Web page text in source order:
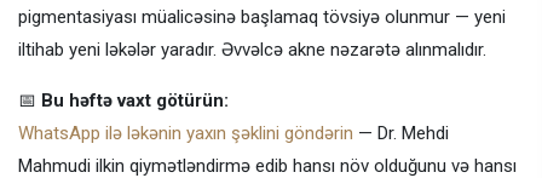
pigmentasiyası müalicəsinə başlamaq tövsiyə olunmur — yeni
iltihab yeni ləkələr yaradır. Əvvəlcə akne nəzarətə alınmalıdır.
📅 Bu həftə vaxt götürün:
WhatsApp ilə ləkənin yaxın şəklini göndərin — Dr. Mehdi
Mahmudi ilkin qiymətləndirmə edib hansı növ olduğunu və hansı